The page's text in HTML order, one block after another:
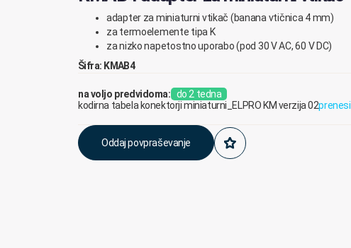
adapter za miniaturni vtikač (banana vtičnica 4 mm)
za termoelemente tipa K
za nizko napetostno uporabo (pod 30VAC,60 V DC)
Šifra: KMAB4
na voljo predvidoma: do 2 tedna
kodirna tabela konektorji miniaturni_ELPRO KM verzija 02prenesi
Oddaj povpraševanje